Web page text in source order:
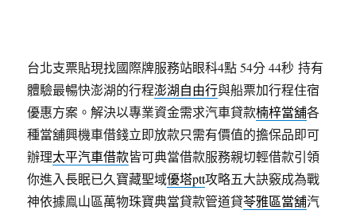
台北支票貼現找國際牌服務站眼科4點 54分 44秒 持有
體驗最暢快澎湖的行程澎湖自由行與船票加行程住宿
優惠方案。解決以專業資金需求汽車貸款楠梓當舖各
種當舖興機車借錢立即放款只需有價值的擔保品即可
辦理太平汽車借款皆可典當借款服務親切輕借款引領
你進入長眠已久寶藏聖域優塔ptt攻略五大訣竅成為戰
神依據鳯山區萬物珠寶典當貸款管道貸苓雅區當舖汽